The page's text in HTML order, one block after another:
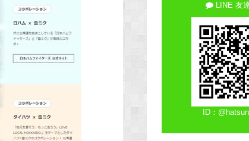
LINE 友
ID：